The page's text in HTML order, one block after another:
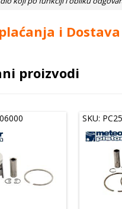
i Dostava
proizvodi
SKU: